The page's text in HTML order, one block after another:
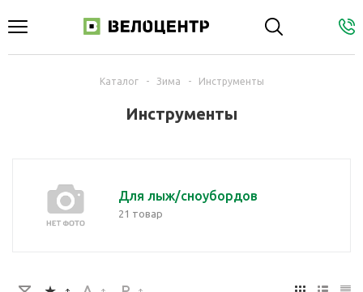
Каталог - Зима - Инструменты
Инструменты
Для лыж/сноубордов
21 товар